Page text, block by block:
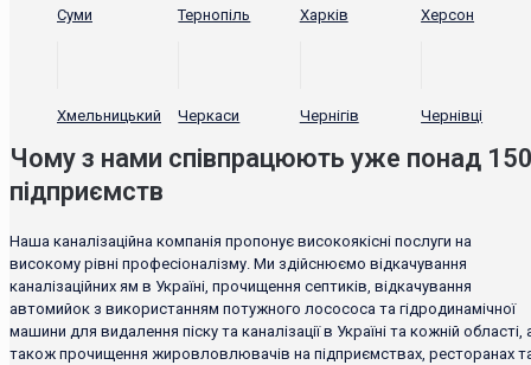
Суми Тернопіль Харків Херсон
Хмельницький Черкаси Чернігів Чернівці
Чому з нами співпрацюють уже понад
підприємств
Наша каналізаційна компанія пропонує високоякісні послуги на
високому рівні професіоналізму. Ми здійснюємо відкачування
каналізаційних ям в Україні, прочищення септиків, відкачування
автомийок з використанням потужного лосососа та гідродинамічної
машини для видалення піску та каналізації в Україні та кожній області,
також прочищення жировловлювачів на підприємствах, ресторанах